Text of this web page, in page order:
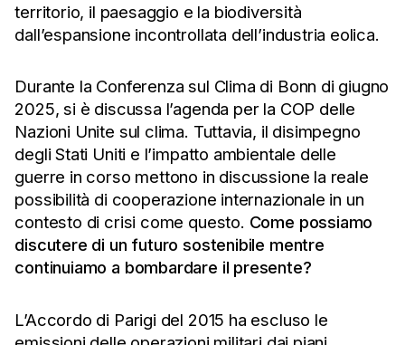
territorio, il paesaggio e la biodiversità
dall’espansione incontrollata dell’industria eolica.
Durante la Conferenza sul Clima di Bonn di giugno
2025, si è discussa l’agenda per la COP delle
Nazioni Unite sul clima. Tuttavia, il disimpegno
degli Stati Uniti e l’impatto ambientale delle
guerre in corso mettono in discussione la reale
possibilità di cooperazione internazionale in un
contesto di crisi come questo. Come possiamo
discutere di un futuro sostenibile mentre
continuiamo a bombardare il presente?
L’Accordo di Parigi del 2015 ha escluso le